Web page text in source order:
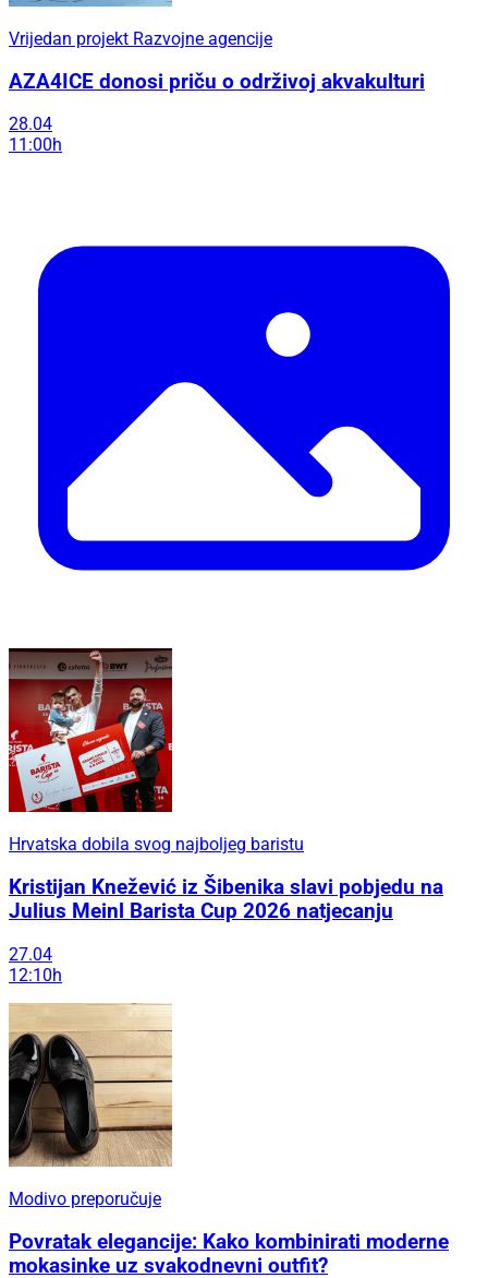
Vrijedan projekt Razvojne agencije
AZA4ICE donosi priču o održivoj akvakulturi
28.04
11:00h
Hrvatska dobila svog najboljeg baristu
Kristijan Knežević iz Šibenika slavi pobjedu na
Julius Meinl Barista Cup 2026 natjecanju
27.04
12:10h
Modivo preporučuje
Povratak elegancije: Kako kombinirati moderne
mokasinke uz svakodnevni outfit?